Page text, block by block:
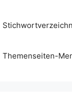
Themenseiten-